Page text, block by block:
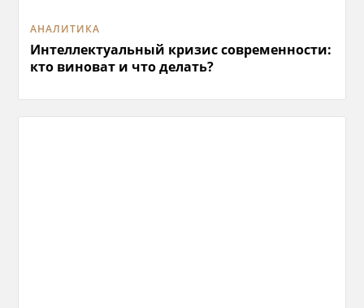
АНАЛИТИКА
Интеллектуальный кризис современности:
кто виноват и что делать?